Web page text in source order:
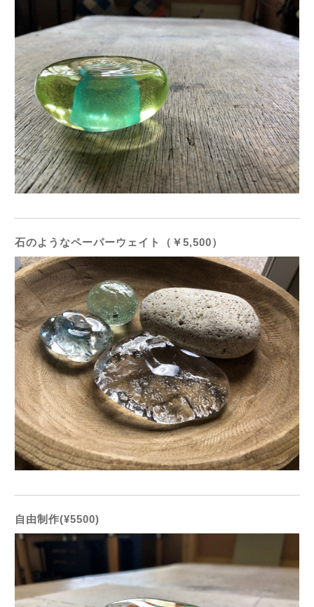
石のようなペーパーウェイト（￥5,500）
自由制作(¥5500)